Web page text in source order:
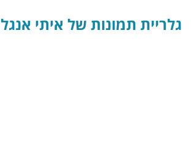
גלריית תמונות של איתי אנגל